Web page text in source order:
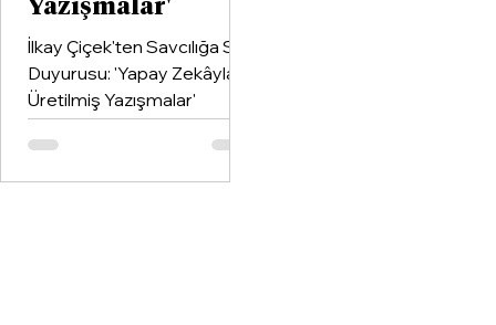
Yazışmalar'
İlkay Çiçek'ten Savcılığa Suç
Duyurusu: 'Yapay Zekâyla
Üretilmiş Yazışmalar'